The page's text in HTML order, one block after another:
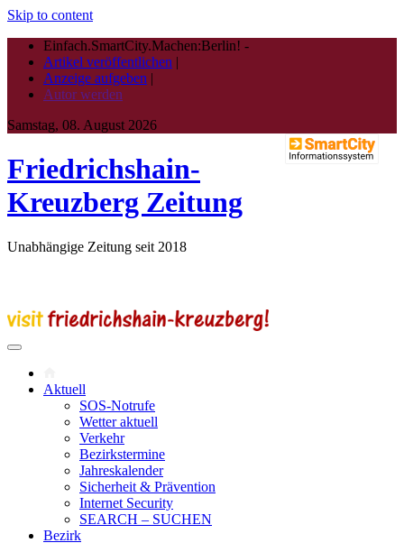
Skip to content
Einfach.SmartCity.Machen:Berlin! -
Artikel veröffentlichen |
Anzeige aufgeben |
Autor werden
Samstag, 08. August 2026
Friedrichshain-
Kreuzberg Zeitung
Unabhängige Zeitung seit 2018
Aktuell
SOS-Notrufe
Wetter aktuell
Verkehr
Bezirkstermine
Jahreskalender
Sicherheit & Prävention
Internet Security
SEARCH – SUCHEN
Bezirk